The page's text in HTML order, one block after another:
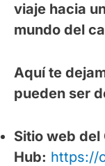
viaje hacia
mundo del
Aquí te
pueden ser
Sitio web del
Hub: https://